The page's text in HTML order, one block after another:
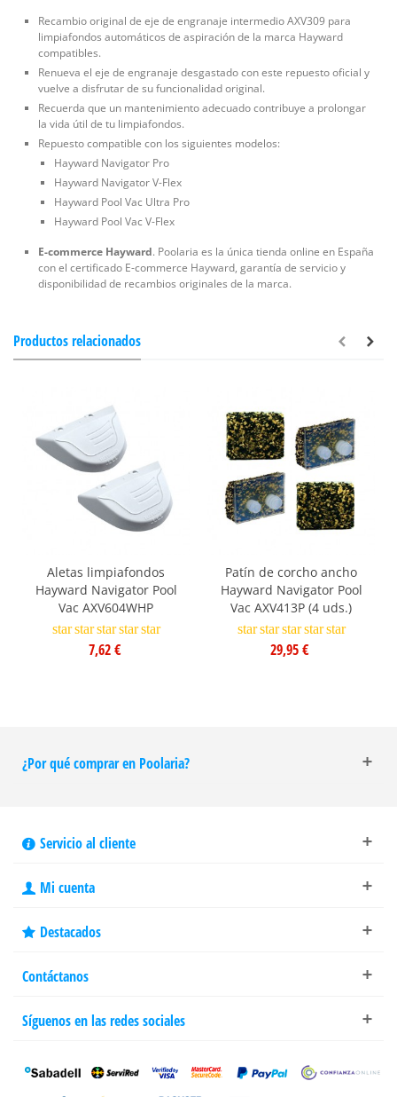
Recambio original de eje de engranaje intermedio AXV309 para
limpiafondos automáticos de aspiración de la marca Hayward
compatibles.
Renueva el eje de engranaje desgastado con este repuesto oficial y
vuelve a disfrutar de su funcionalidad original.
Recuerda que un mantenimiento adecuado contribuye a prolongar
la vida útil de tu limpiafondos.
Repuesto compatible con los siguientes modelos:
Hayward Navigator Pro
Hayward Navigator V-Flex
Hayward Pool Vac Ultra Pro
Hayward Pool Vac V-Flex
E-commerce Hayward. Poolaria es la única tienda online en España
con el certificado E-commerce Hayward, garantía de servicio y
disponibilidad de recambios originales de la marca.
Productos relacionados
Aletas limpiafondos
Hayward Navigator Pool
Vac AXV604WHP
star star star star star
7,62 €
Patín de corcho ancho
Hayward Navigator Pool
Vac AXV413P (4 uds.)
star star star star star
29,95 €
¿Por qué comprar en Poolaria?
Servicio al cliente
Mi cuenta
Destacados
Contáctanos
Síguenos en las redes sociales